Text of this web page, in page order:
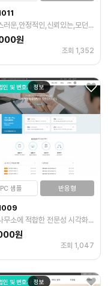
고급스러운,안정적인,신뢰있는,모던한,인물,신체일부,다양한
원
조회 1,352
정보
인 및 변호사
PC 샘플 반응형
법률사무소에 적합한 전문성 시각화, 사용자 친화, 현대적인 템플릿
원
조회 1,047
정보
인 및 변호사